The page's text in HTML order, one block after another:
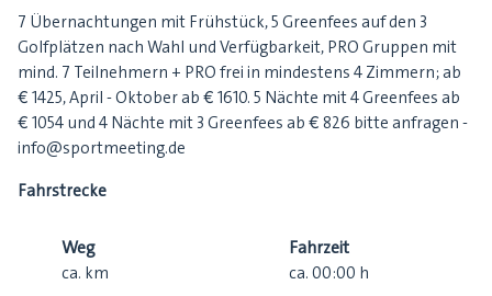
7 Übernachtungen mit Frühstück, 5 Greenfees auf den 3
Golfplätzen nach Wahl und Verfügbarkeit, PRO Gruppen mit
mind. 7 Teilnehmern + PRO frei in mindestens 4 Zimmern; ab
€ 1425, April - Oktober ab € 1610. 5 Nächte mit 4 Greenfees ab
€ 1054 und 4 Nächte mit 3 Greenfees ab € 826 bitte anfragen -
info@sportmeeting.de
Fahrstrecke
Weg
ca. km
Fahrzeit
ca. 00:00 h